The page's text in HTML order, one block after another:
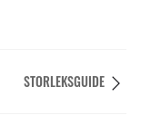
STORLEKSGUIDE